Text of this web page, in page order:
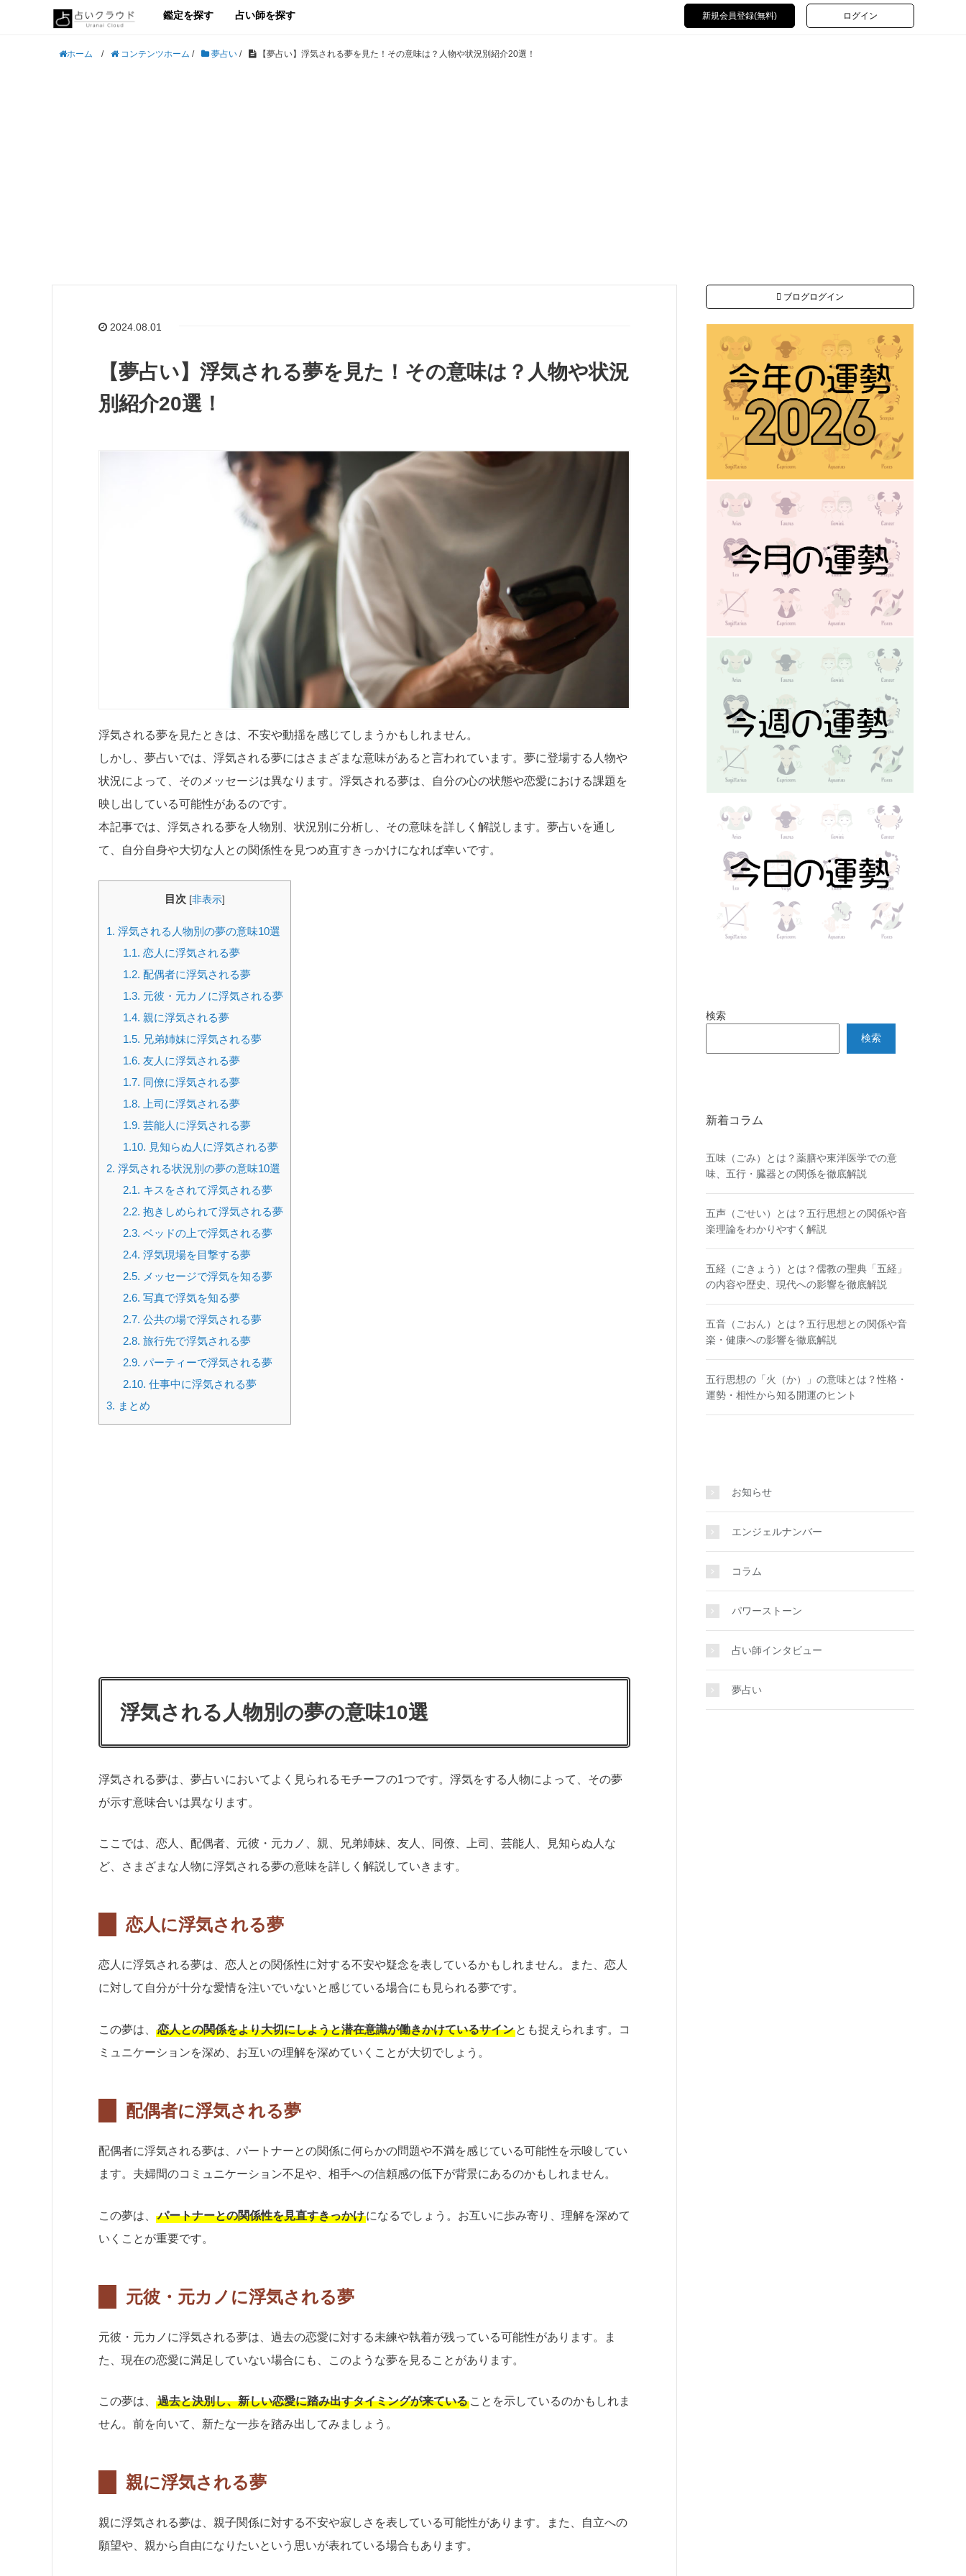
鑑定を探す 占い師を探す 新規会員登録(無料) ログイン
ホーム / コンテンツホーム / 夢占い / 【夢占い】浮気される夢を見た！その意味は？人物や状況別紹介20選！
2024.08.01
【夢占い】浮気される夢を見た！その意味は？人物や状況
別紹介20選！
浮気される夢を見たときは、不安や動揺を感じてしまうかもしれません。
しかし、夢占いでは、浮気される夢にはさまざまな意味があると言われています。夢に登場する人物や
状況によって、そのメッセージは異なります。浮気される夢は、自分の心の状態や恋愛における課題を
映し出している可能性があるのです。
本記事では、浮気される夢を人物別、状況別に分析し、その意味を詳しく解説します。夢占いを通し
て、自分自身や大切な人との関係性を見つめ直すきっかけになれば幸いです。
目次 [非表示]
1. 浮気される人物別の夢の意味10選
1.1. 恋人に浮気される夢
1.2. 配偶者に浮気される夢
1.3. 元彼・元カノに浮気される夢
1.4. 親に浮気される夢
1.5. 兄弟姉妹に浮気される夢
1.6. 友人に浮気される夢
1.7. 同僚に浮気される夢
1.8. 上司に浮気される夢
1.9. 芸能人に浮気される夢
1.10. 見知らぬ人に浮気される夢
2. 浮気される状況別の夢の意味10選
2.1. キスをされて浮気される夢
2.2. 抱きしめられて浮気される夢
2.3. ベッドの上で浮気される夢
2.4. 浮気現場を目撃する夢
2.5. メッセージで浮気を知る夢
2.6. 写真で浮気を知る夢
2.7. 公共の場で浮気される夢
2.8. 旅行先で浮気される夢
2.9. パーティーで浮気される夢
2.10. 仕事中に浮気される夢
3. まとめ
浮気される人物別の夢の意味10選
浮気される夢は、夢占いにおいてよく見られるモチーフの1つです。浮気をする人物によって、その夢
が示す意味合いは異なります。
ここでは、恋人、配偶者、元彼・元カノ、親、兄弟姉妹、友人、同僚、上司、芸能人、見知らぬ人な
ど、さまざまな人物に浮気される夢の意味を詳しく解説していきます。
恋人に浮気される夢
恋人に浮気される夢は、恋人との関係性に対する不安や疑念を表しているかもしれません。また、恋人
に対して自分が十分な愛情を注いでいないと感じている場合にも見られる夢です。
この夢は、 恋人との関係をより大切にしようと潜在意識が働きかけているサイン とも捉えられます。コ
ミュニケーションを深め、お互いの理解を深めていくことが大切でしょう。
配偶者に浮気される夢
配偶者に浮気される夢は、パートナーとの関係に何らかの問題や不満を感じている可能性を示唆してい
ます。夫婦間のコミュニケーション不足や、相手への信頼感の低下が背景にあるのかもしれません。
この夢は、 パートナーとの関係性を見直すきっかけになるでしょう。お互いに歩み寄り、理解を深めて
いくことが重要です。
元彼・元カノに浮気される夢
元彼・元カノに浮気される夢は、過去の恋愛に対する未練や執着が残っている可能性があります。ま
た、現在の恋愛に満足していない場合にも、このような夢を見ることがあります。
この夢は、 過去と決別し、新しい恋愛に踏み出すタイミングが来ている ことを示しているのかもしれま
せん。前を向いて、新たな一歩を踏み出してみましょう。
親に浮気される夢
親に浮気される夢は、親子関係に対する不安や寂しさを表している可能性があります。また、自立への
願望や、親から自由になりたいという思いが表れている場合もあります。
ブログログイン
検索
検索
新着コラム
五味（ごみ）とは？薬膳や東洋医学での意
味、五行・臓器との関係を徹底解説
五声（ごせい）とは？五行思想との関係や音
楽理論をわかりやすく解説
五経（ごきょう）とは？儒教の聖典「五経」
の内容や歴史、現代への影響を徹底解説
五音（ごおん）とは？五行思想との関係や音
楽・健康への影響を徹底解説
五行思想の「火（か）」の意味とは？性格・
運勢・相性から知る開運のヒント
お知らせ
エンジェルナンバー
コラム
パワーストーン
占い師インタビュー
夢占い